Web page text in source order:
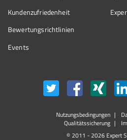
Kundenzufriedenheit
Bewertungs­richtlinien
Events
Nutzungsbedingungen
Qualitätssicherung
© 2011 - 2026 Expert